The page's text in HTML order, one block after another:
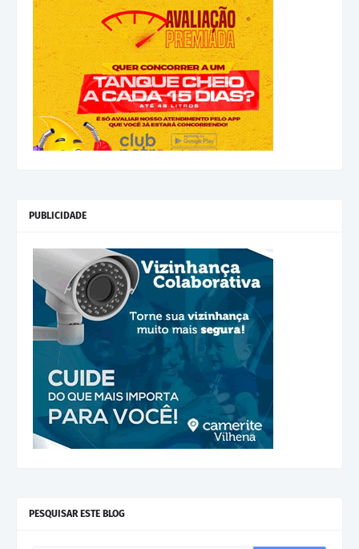
PUBLICIDADE
PESQUISAR ESTE BLOG